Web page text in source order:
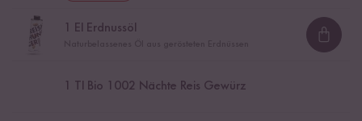
El Erdnussöl
1 Tl Bio 1002 Nächte Reis Gewürz